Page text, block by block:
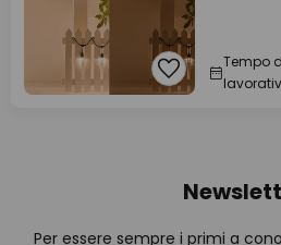
Tempo
Per essere sempre i primi a